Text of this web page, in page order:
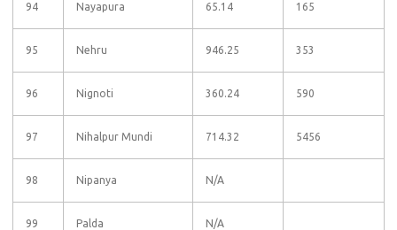
94 Nayapura 65.14 165
95 Nehru 946.25 353
96 Nignoti 360.24 590
97 Nihalpur Mundi 714.32 5456
98 Nipanya N/A
99 Palda N/A